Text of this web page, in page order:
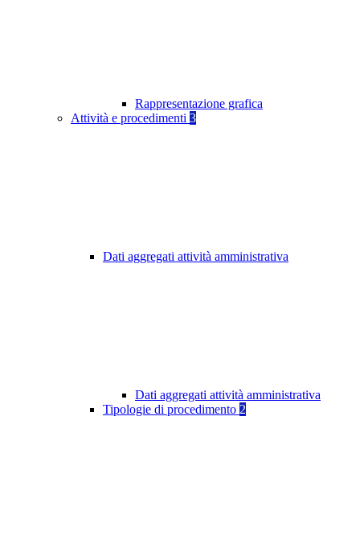
Rappresentazione grafica
Attività e procedimenti 3
Dati aggregati attività amministrativa
Dati aggregati attività amministrativa
Tipologie di procedimento 2